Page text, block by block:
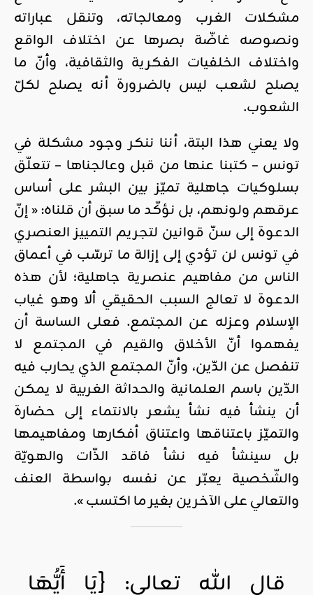
مشكلات الغرب ومعالجاته، وتنقل عباراته
ونصوصه غاضّة بصرها عن اختلاف الواقع
واختلاف الخلفيات الفكرية والثقافية، وأنّ ما
يصلح لشعب ليس بالضرورة أنه يصلح لكلّ
الشعوب.
ولا يعني هذا البتة، أننا ننكر وجود مشكلة في
تونس – كتبنا عنها من قبل وعالجناها – تتعلّق
بسلوكيات جاهلية تميّز بين البشر على أساس
عرقهم ولونهم، بل نؤكّد ما سبق أن قلناه: « إنّ
الدعوة إلى سنّ قوانين لتجريم التمييز العنصري
في تونس لن تؤدي إلى إزالة ما ترسّب في أعماق
الناس من مفاهيم عنصرية جاهلية؛ لأن هذه
الدعوة لا تعالج السبب الحقيقي ألا وهو غياب
الإسلام وعزله عن المجتمع. فعلى الساسة أن
يفهموا أنّ الأخلاق والقيم في المجتمع لا
تنفصل عن الدّين، وأنّ المجتمع الذي يحارب فيه
الدّين باسم العلمانية والحداثة الغربية لا يمكن
أن ينشأ فيه نشأ يشعر بالانتماء إلى حضارة
والتميّز باعتناقها واعتناق أفكارها ومفاهيمها
بل سينشأ فيه نشأ فاقد الذّات والهويّة
والشّخصية يعبّر عن نفسه بواسطة العنف
والتعالي على الآخرين بغير ما اكتسب ».
قال الله تعالى: {يَا أَيُّهَا